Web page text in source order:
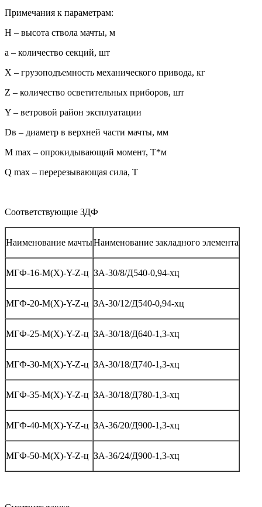
Примечания к параметрам:
H – высота ствола мачты, м
а – количество секций, шт
Х – грузоподъемность механического привода, кг
Z – количество осветительных приборов, шт
Y – ветровой район эксплуатации
Dв – диаметр в верхней части мачты, мм
М max – опрокидывающий момент, Т*м
Q max – перерезывающая сила, Т
Соответствующие ЗДФ
Наименование мачтыНаименование закладного элемента
МГФ-16-М(Х)-Y-Z-ц ЗА-30/8/Д540-0,94-хц
МГФ-20-М(Х)-Y-Z-ц ЗА-30/12/Д540-0,94-хц
МГФ-25-М(Х)-Y-Z-ц ЗА-30/18/Д640-1,3-хц
МГФ-30-М(Х)-Y-Z-ц ЗА-30/18/Д740-1,3-хц
МГФ-35-М(Х)-Y-Z-ц ЗА-30/18/Д780-1,3-хц
МГФ-40-М(Х)-Y-Z-ц ЗА-36/20/Д900-1,3-хц
МГФ-50-М(Х)-Y-Z-ц ЗА-36/24/Д900-1,3-хц